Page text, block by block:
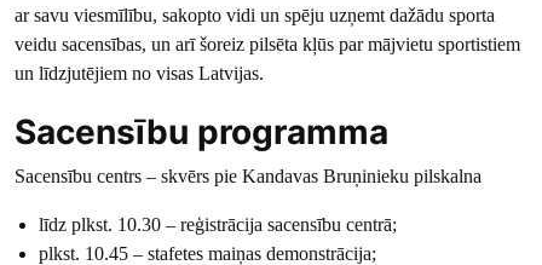
ar savu viesmīlību, sakopto vidi un spēju uzņemt dažādu sporta
veidu sacensības, un arī šoreiz pilsēta kļūs par mājvietu sportistiem
un līdzjutējiem no visas Latvijas.
Sacensību programma
Sacensību centrs – skvērs pie Kandavas Bruņinieku pilskalna
līdz plkst. 10.30 – reģistrācija sacensību centrā;
plkst. 10.45 – stafetes maiņas demonstrācija;